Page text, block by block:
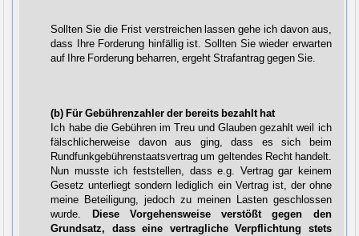
Sollten Sie die Frist verstreichen lassen gehe ich davon aus,
dass Ihre Forderung hinfällig ist. Sollten Sie wieder erwarten
auf Ihre Forderung beharren, ergeht Strafantrag gegen Sie.
(b) Für Gebührenzahler der bereits bezahlt hat
Ich habe die Gebühren im Treu und Glauben gezahlt weil ich
fälschlicherweise davon aus ging, dass es sich beim
Rundfunkgebührenstaatsvertrag um geltendes Recht handelt.
Nun musste ich feststellen, dass e.g. Vertrag gar keinem
Gesetz unterliegt sondern lediglich ein Vertrag ist, der ohne
meine Beteiligung, jedoch zu meinen Lasten geschlossen
wurde.
Diese Vorgehensweise verstößt gegen den
Grundsatz, dass eine vertragliche Verpflichtung stets